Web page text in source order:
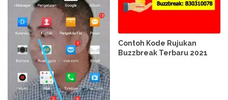
Contoh Kode Rujukan
Buzzbreak Terbaru 2021